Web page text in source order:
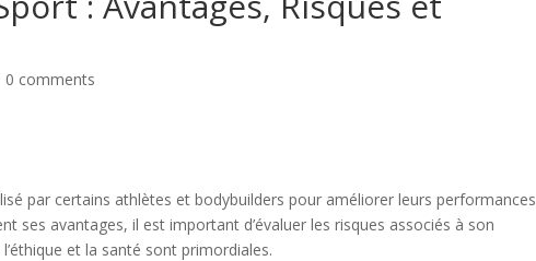
0 comments
par certains athlètes et bodybuilders pour améliorer leurs performances
ses avantages, il est important d’évaluer les risques associés à son
et la santé sont primordiales.